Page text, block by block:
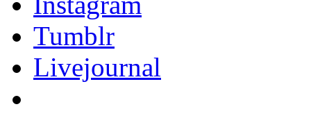
Tumblr
Livejournal